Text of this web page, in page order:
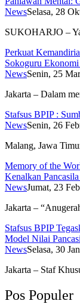
NewsSelasa, 28
SUKOHARJO –
Perkuat
Sokoguru Ekonomi
NewsSenin, 25
Jakarta – Dalam
Stafsus BPIP :
NewsSenin, 26
Malang, Jawa
Memory of the
Kenalkan
NewsJumat, 23
Jakarta –
Stafsus BPIP
Model Nilai
NewsSelasa, 30
Jakarta – Staf
Pos Populer